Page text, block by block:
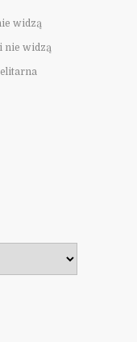
widzą
nie widzą